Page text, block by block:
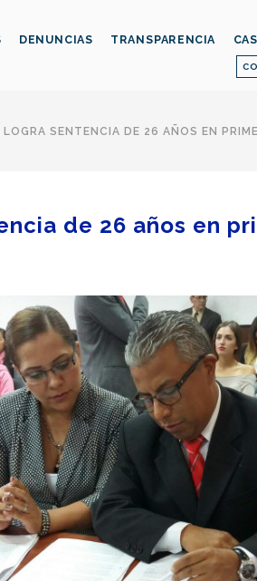
DENUNCIAS TRANSPARENCIA
LOGRA SENTENCIA DE 26 AÑOS EN
de 26 años en